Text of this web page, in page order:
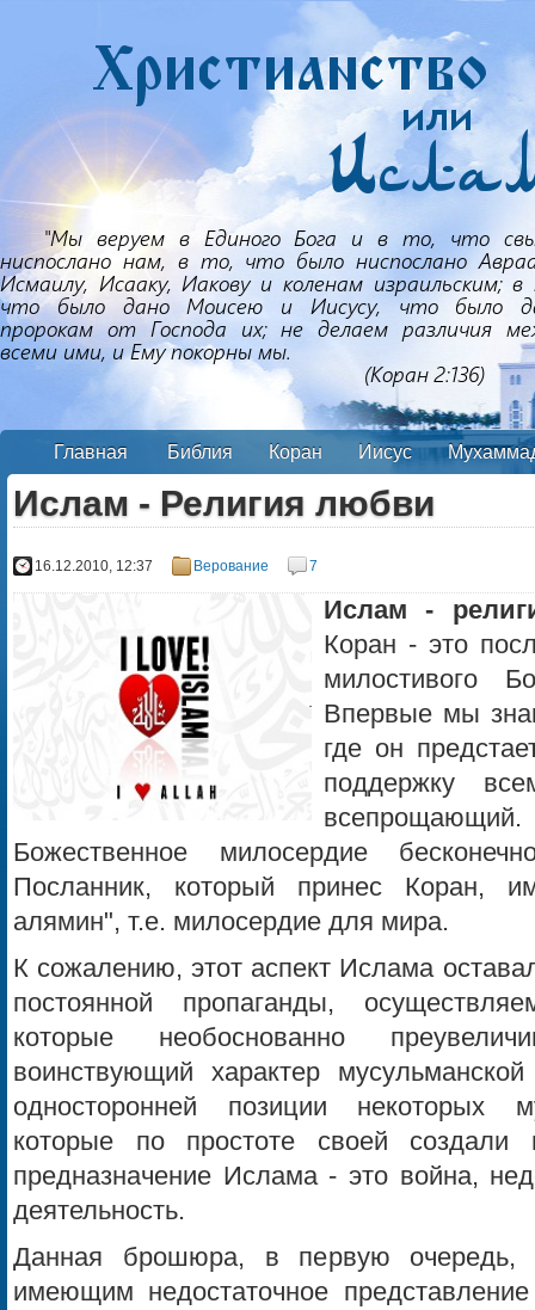
Главная Библия Коран Иисус
Ислам - Религия любви
16.12.2010, 12:37 Верование 7
Ислам -
Коран - это
милостивого
Впервые мы
где он
поддержку
всепрощающий.
Божественное милосердие
Посланник, который принес Коран,
алямин", т.е. милосердие для мира.
К сожалению, этот аспект Ислама
постоянной пропаганды,
которые необоснованно
воинствующий характер
односторонней позиции некоторых
которые по простоте своей создали
предназначение Ислама - это война,
деятельность.
Данная брошюра, в первую очередь,
имеющим недостаточное